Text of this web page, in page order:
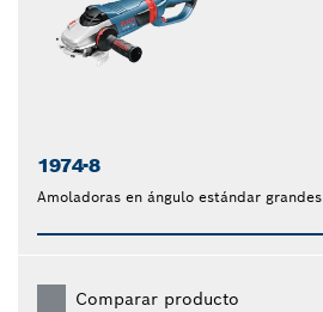
1974-8
Amoladoras en ángulo estándar grandes
Comparar producto